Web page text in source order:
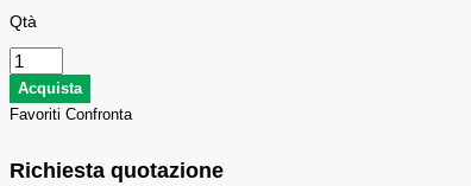
Qtà
Favoriti Confronta
Richiesta quotazione